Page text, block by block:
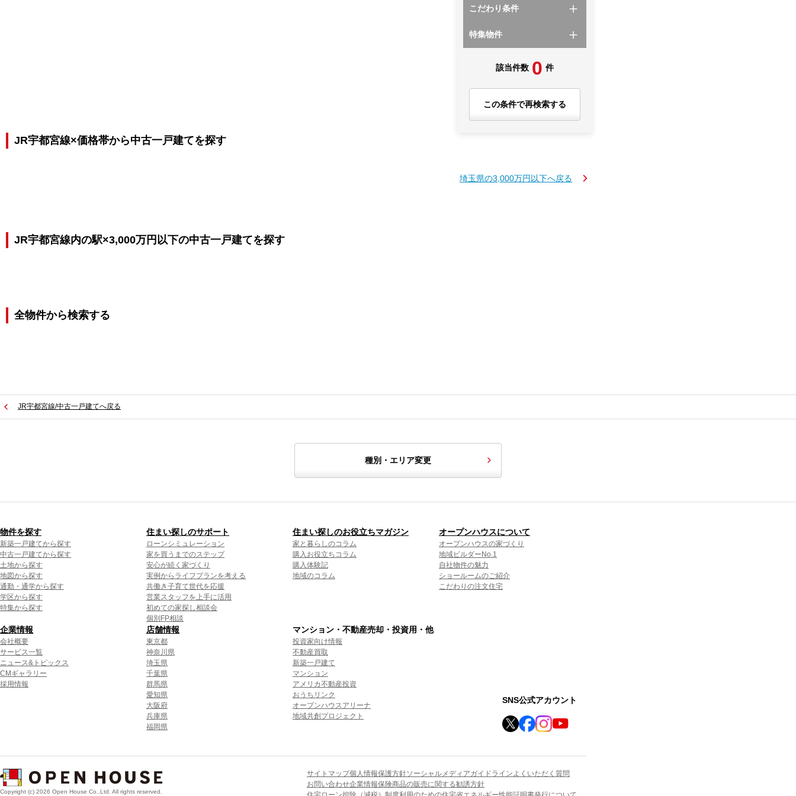
こだわり条件
特集物件
該当件数 0 件
この条件で再検索する
JR宇都宮線×価格帯から中古一戸建てを探す
埼玉県の3,000万円以下へ戻る
JR宇都宮線内の駅×3,000万円以下の中古一戸建てを探す
全物件から検索する
JR宇都宮線/中古一戸建てへ戻る
種別・エリア変更
物件を探す
新築一戸建てから探す
中古一戸建てから探す
土地から探す
地図から探す
通勤・通学から探す
学区から探す
特集から探す
住まい探しのサポート
ローンシミュレーション
家を買うまでのステップ
安心が続く家づくり
実例からライフプランを考える
共働き子育て世代を応援
営業スタッフを上手に活用
初めての家探し相談会
個別FP相談
住まい探しのお役立ちマガジン
家と暮らしのコラム
購入お役立ちコラム
購入体験記
地域のコラム
オープンハウスについて
オープンハウスの家づくり
地域ビルダーNo.1
自社物件の魅力
ショールームのご紹介
こだわりの注文住宅
企業情報
会社概要
サービス一覧
ニュース&トピックス
CMギャラリー
採用情報
店舗情報
東京都
神奈川県
埼玉県
千葉県
群馬県
愛知県
大阪府
兵庫県
福岡県
マンション・不動産売却・投資用・他
投資家向け情報
不動産買取
新築一戸建て
マンション
アメリカ不動産投資
おうちリンク
オープンハウスアリーナ
地域共創プロジェクト
SNS公式アカウント
Copyright (c) 2026 Open House Co.,Ltd. All rights reserved.
サイトマップ個人情報保護方針ソーシャルメディアガイドラインよくいただく質問
お問い合わせ企業情報保険商品の販売に関する勧誘方針